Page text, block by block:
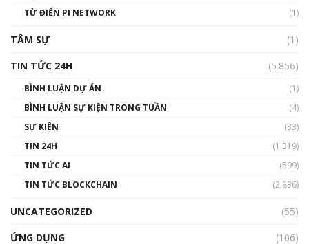
01:29:26
TỪ ĐIỂN PI NETWORK
(1)
TÂM SỰ
(1)
TIN TỨC 24H
(5.856)
BÌNH LUẬN DỰ ÁN
(1)
BÌNH LUẬN SỰ KIỆN TRONG TUẦN
(4)
SỰ KIỆN
(33)
TIN 24H
(1.319)
TIN TỨC AI
(599)
TIN TỨC BLOCKCHAIN
(2.836)
UNCATEGORIZED
(55)
ỨNG DỤNG
(106)